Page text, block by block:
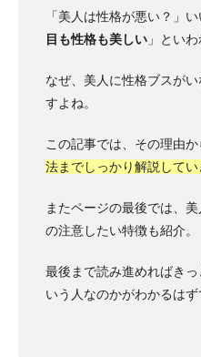
「美人は性格が悪い？」
目も性格も美しい 」とい
なぜ、美人に性格ブスが
すよね。
この記事では、その理由か
法までしっかり解説してい
またページの最後では、
の注意したい特徴も紹介。
最後まで読み進めればき
いう人なのかがわかるはず